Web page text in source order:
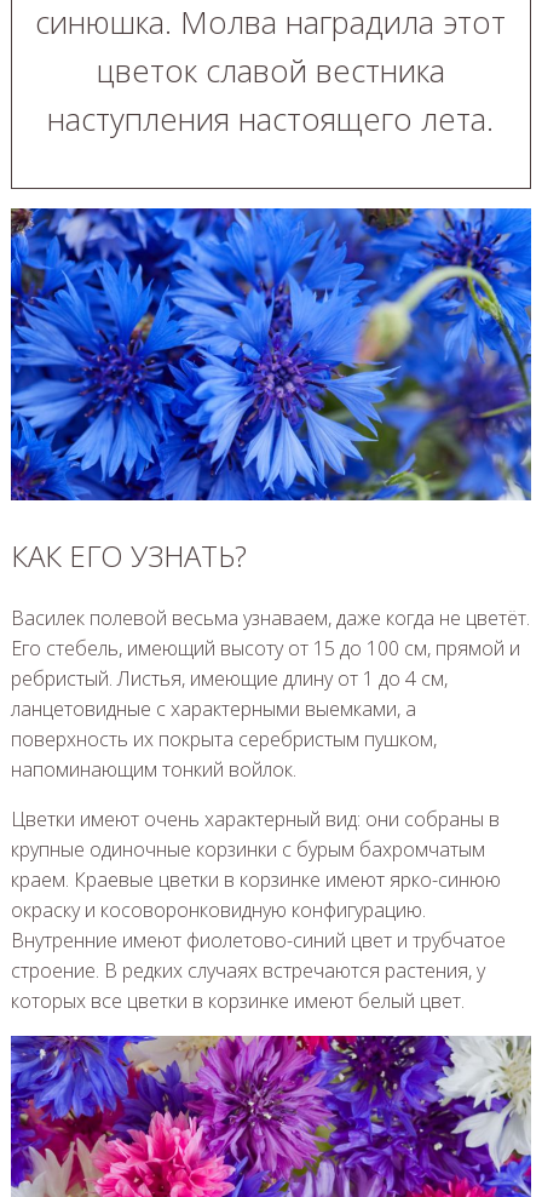
синюшка. Молва наградила этот
цветок славой вестника
наступления настоящего лета.
КАК ЕГО УЗНАТЬ?
Василек полевой весьма узнаваем, даже когда не цветёт.
Его стебель, имеющий высоту от 15 до 100 см, прямой и
ребристый. Листья, имеющие длину от 1 до 4 см,
ланцетовидные с характерными выемками, а
поверхность их покрыта серебристым пушком,
напоминающим тонкий войлок.
Цветки имеют очень характерный вид: они собраны в
крупные одиночные корзинки с бурым бахромчатым
краем. Краевые цветки в корзинке имеют ярко-синюю
окраску и косоворонковидную конфигурацию.
Внутренние имеют фиолетово-синий цвет и трубчатое
строение. В редких случаях встречаются растения, у
которых все цветки в корзинке имеют белый цвет.